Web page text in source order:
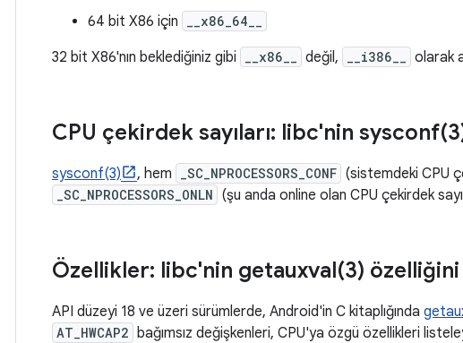
64 bit X86 için __x86_64__
32 bit X86'nın beklediğiniz gibi __x86__ değil, __i386__ olarak
CPU çekirdek sayıları: libc'nin sysconf(
sysconf(3) , hem _SC_NPROCESSORS_CONF (sistemdeki CPU
_SC_NPROCESSORS_ONLN (şu anda online olan CPU çekirdek
Özellikler: libc'nin getauxval(3) özelliğini
API düzeyi 18 ve üzeri sürümlerde, Android'in C kitaplığında
AT_HWCAP2 bağımsız değişkenleri, CPU'ya özgü özellikleri